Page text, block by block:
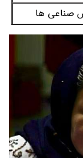
صناعی ها